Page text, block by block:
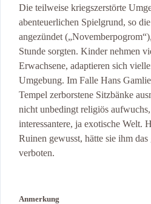
Die teilweise kriegszerstörte
abenteuerlichen Spielgrund, so
angezündet
Stunde sorgten. Kinder nehmen
Erwachsene, adaptieren sich
Umgebung. Im Falle Hans
Tempel zerborstene Sitzbänke
nicht unbedingt religiös
interessantere, ja exotische Welt.
Ruinen gewusst, hätte sie ihm
verboten.
Anmerkung